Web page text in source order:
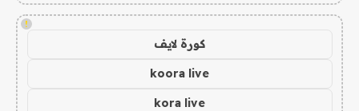
!
كورة لايف
koora live
kora live